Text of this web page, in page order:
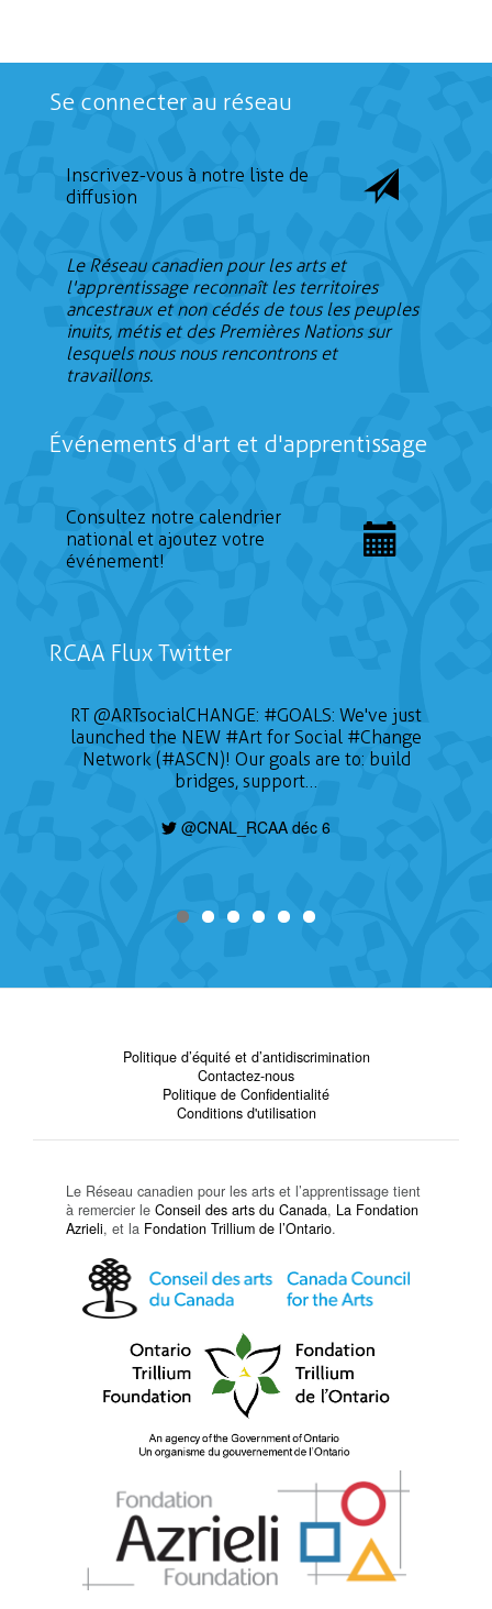
Se connecter au réseau
Inscrivez-vous à notre liste de
diffusion
Le Réseau canadien pour les arts et
l'apprentissage reconnaît les territoires
ancestraux et non cédés de tous les peuples
inuits, métis et des Premières Nations sur
lesquels nous nous rencontrons et
travaillons.
Événements d'art et d'apprentissage
Consultez notre calendrier
national et ajoutez votre
événement!
RCAA Flux Twitter
RT@ARTsocialCHANGE: #GOALS: We've just
launched the NEW #Art for Social #Change
Network (#ASCN)! Our goals are to: build
bridges, support…
@CNAL_RCAA déc 6
Politique d’équité et d’antidiscrimination
Contactez-nous
Politique de Confidentialité
Conditions d'utilisation
Le Réseau canadien pour les arts et l’apprentissage tient
à remercier le Conseil des arts du Canada, La Fondation
Azrieli, et la Fondation Trillium de l’Ontario.